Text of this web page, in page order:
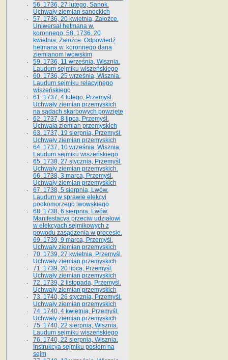
56. 1736, 27 lutego, Sanok.
Uchwały ziemian sanockich
57. 1736, 20 kwietnia, Załoźce.
Uniwersał hetmana w.
koronnego. 58. 1736. 20
kwietnia, Załoźce. Odpowiedź
hetmana w. koronnego dana
ziemianom lwowskim
59. 1736, 11 września, Wisznia.
Laudum sejmiku wiszeńskiego
60. 1736, 25 września, Wisznia.
Laudum sejmiku relacyjnego
wiszeńskiego
61. 1737, 4 lutego, Przemyśl.
Uchwały ziemian przemyskich
na sądach skarbowych powzięte
62. 1737, 8 lipca, Przemyśl.
Uchwała ziemian przemyskich
63. 1737, 19 sierpnia, Przemyśl.
Uchwały ziemian przemyskich
64. 1737, 10 września, Wisznia.
Laudum sejmiku wiszeńskiego
65. 1738, 27 stycznia, Przemyśl.
Uchwały ziemian przemyskich­­.
66. 1738, 3 marca, Przemyśl.
Uchwały ziemian przemyskich­
67. 1738, 5 sierpnia, Lwów.
Laudum w sprawie elekcyi
podkomorzego lwowskiego
68. 1738, 6 sierpnia, Lwów.
Manifestacya przeciw udziałowi
w elekcyach sejmikowych z
powodu zasądzenia w procesie.
69. 1739, 9 marca, Przemyśl.
Uchwały ziemian przemyskich
70. 1739, 27 kwietnia, Przemyśl.
Uchwały ziemian przemyskich
71. 1739, 20 lipca, Przemyśl.
Uchwały ziemian przemyskich
72. 1739, 2 listopada, Przemyśl.
Uchwały ziemian przemyskich
73. 1740, 26 stycznia, Przemyśl.
Uchwały ziemian przemyskich
74. 1740, 4 kwietnia, Przemyśl.
Uchwały ziemian przemyskich
75. 1740, 22 sierpnia, Wisznia.
Laudum sejmiku wiszeńskiego
76. 1740, 22 sierpnia, Wisznia.
Instrukcya sejmiku posłom na
sejm